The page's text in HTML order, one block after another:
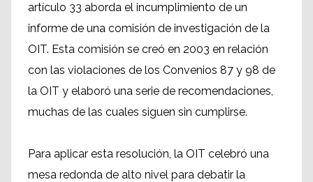
artículo 33 aborda el incumplimiento de un
informe de una comisión de investigación de la
OIT. Esta comisión se creó en 2003 en relación
con las violaciones de los Convenios 87 y 98 de
la OIT y elaboró una serie de recomendaciones,
muchas de las cuales siguen sin cumplirse.
Para aplicar esta resolución, la OIT celebró una
mesa redonda de alto nivel para debatir la